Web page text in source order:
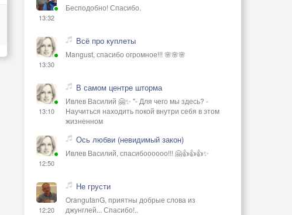
13:32
Бесподобно! Спасибо.
13:30
Всё про куплеты
Mangust, спасибо огромное!!! 🌸🌸🌸
13:10
В самом центре шторма
Ивлев Василий 🤗✨ "- Для чего мы здесь? -
Научиться находить покой внутри себя в этом
жизненном
12:50
Ось любви (невидимый закон)
Ивлев Василий, спасибоооооо!!! 🤗👍👍👍✨
12:20
Не грусти
OrangutanG, приятны добрые слова из
джунглей... Спасибо!..